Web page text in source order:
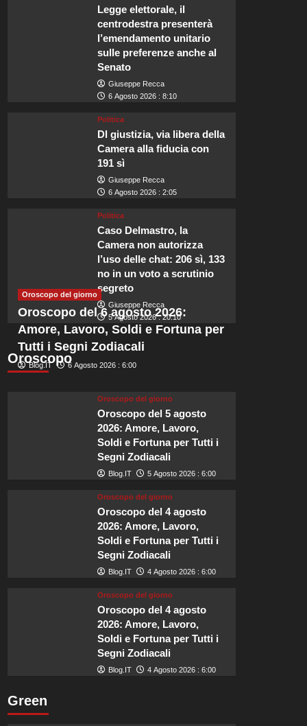
I 32 ristoranti imperdibili
viaggio gastronomico nel
Rinascimento.
6 Agosto 2026 : 18:05
Valtiberina: Un Viaggio Gastronomico a Firenze Zeb: Un Angolo di
dimensioni situato nel quartiere di San...
Leggi tuttoLeggi
di
più
su
I
gastronomico
Rinascimento.
Legge elettorale, il
centrodestra presenterà
l’emendamento unitario
sulle preferenze anche al
Senato
Giuseppe Recca
6 Agosto 2026 : 8:10
Politica
Dl giustizia, via libera della
Camera alla fiducia con
191 sì
Giuseppe Recca
6 Agosto 2026 : 2:05
Politica
Caso Delmastro, la
Camera non autorizza
l’uso delle chat: 206 sì, 133
no in un voto a scrutinio
segreto
Giuseppe Recca
5 Agosto 2026 : 20:10
Oroscopo
Oroscopo del giorno
Oroscopo del 6 agosto 2026:
Amore, Lavoro, Soldi e Fortuna per
Tutti i Segni Zodiacali
Blog.IT 6 Agosto 2026 : 6:00
Oroscopo del giorno
Oroscopo del 5 agosto
2026: Amore, Lavoro,
Soldi e Fortuna per Tutti i
Segni Zodiacali
Blog.IT 5 Agosto 2026 : 6:00
Oroscopo del giorno
Oroscopo del 4 agosto
2026: Amore, Lavoro,
Soldi e Fortuna per Tutti i
Segni Zodiacali
Blog.IT 4 Agosto 2026 : 6:00
Oroscopo del giorno
Oroscopo del 4 agosto
2026: Amore, Lavoro,
Soldi e Fortuna per Tutti i
Segni Zodiacali
Blog.IT 4 Agosto 2026 : 6:00
Green